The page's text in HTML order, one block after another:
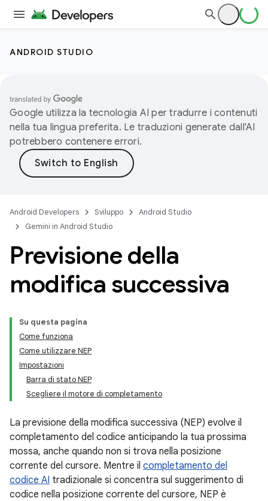
ANDROID STUDIO
Google utilizza la tecnologia AI per tradurre i contenuti
nella tua lingua preferita. Le traduzioni generate dall'AI
potrebbero contenere errori.
Android Developers Sviluppo
Android Studio
Gemini in Android Studio
Previsione della
modifica successiva
Su questa pagina
Come funziona
Come utilizzare NEP
Impostazioni
Barra di stato NEP
Scegliere il motore di completamento
La previsione della modifica successiva (NEP) evolve il
completamento del codice anticipando la tua prossima
mossa, anche quando non si trova nella posizione
corrente del cursore. Mentre il completamento del
codice AI tradizionale si concentra sul suggerimento di
codice nella posizione corrente del cursore, NEP è